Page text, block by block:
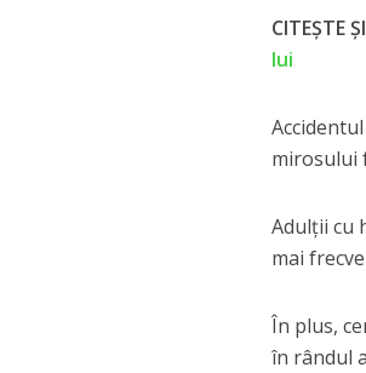
CITEȘTE
lui
mirosului
Adulții cu
mai
În plus,
în rândul